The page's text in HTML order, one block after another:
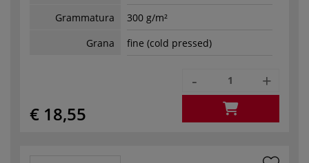
Grammatura
300 g/m²
Grana
fine (cold pressed)
€ 18,55
- +